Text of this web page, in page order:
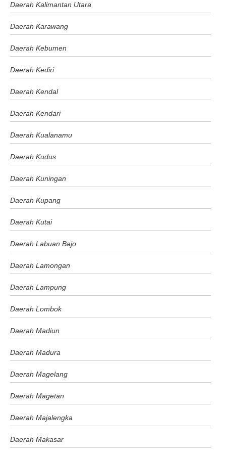
Daerah Kalimantan Utara
Daerah Karawang
Daerah Kebumen
Daerah Kediri
Daerah Kendal
Daerah Kendari
Daerah Kualanamu
Daerah Kudus
Daerah Kuningan
Daerah Kupang
Daerah Kutai
Daerah Labuan Bajo
Daerah Lamongan
Daerah Lampung
Daerah Lombok
Daerah Madiun
Daerah Madura
Daerah Magelang
Daerah Magetan
Daerah Majalengka
Daerah Makasar